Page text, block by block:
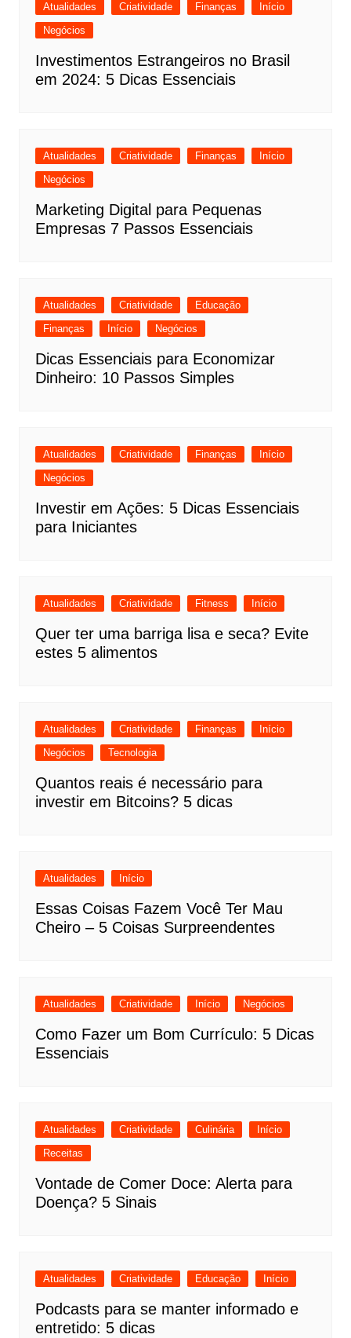
Atualidades Criatividade Finanças
Início
Negócios
Investimentos Estrangeiros no Brasil
em 2024: 5 Dicas Essenciais
Atualidades Criatividade Finanças
Início
Negócios
Marketing Digital para Pequenas
Empresas 7 Passos Essenciais
Atualidades Criatividade
Educação
Finanças
Início Negócios
Dicas Essenciais para Economizar
Dinheiro: 10 Passos Simples
Atualidades Criatividade Finanças
Início
Negócios
Investir em Ações: 5 Dicas Essenciais
para Iniciantes
Atualidades Criatividade Fitness Início
Quer ter uma barriga lisa e seca? Evite
estes 5 alimentos
Atualidades Criatividade Finanças
Início
Negócios
Tecnologia
Quantos reais é necessário para
investir em Bitcoins? 5 dicas
Atualidades Início
Essas Coisas Fazem Você Ter Mau
Cheiro – 5 Coisas Surpreendentes
Atualidades Criatividade Início Negócios
Como Fazer um Bom Currículo: 5 Dicas
Essenciais
Atualidades Criatividade Culinária
Início
Receitas
Vontade de Comer Doce: Alerta para
Doença? 5 Sinais
Atualidades Criatividade Educação Início
Podcasts para se manter informado e
entretido: 5 dicas